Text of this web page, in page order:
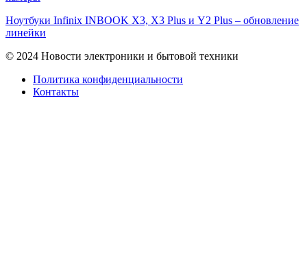
Ноутбуки Infinix INBOOK X3, X3 Plus и Y2 Plus – обновление
линейки
© 2024 Новости электроники и бытовой техники
Политика конфиденциальности
Контакты